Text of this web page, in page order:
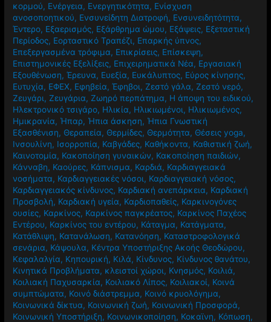
κορμού, Ενέργεια, Ενεργητικότητα, Ενίσχυση
ανοσοποητικού, Ενσυνείδητη Διατροφή, Ενσυνειδητότητα,
Έντερο, Εξαερισμός, Εξάρθρημα ώμου, Εξάψεις, Εξεταστική
Περίοδος, Εορταστικό Τραπέζι, Επαρκής ύπνος,
Επεξεργασμένα τρόφιμα, Επικρίσεις, Επίσκεψη,
Επιστημονικές Εξελίξεις, Επιχειρηματικά Νέα, Εργασιακή
Εξουθένωση,Έρευνα, Ευεξία, Ευκάλυπτος, Εύρος κίνησης,
Ευτυχία, ΕΦΕΧ, Εφηβεία,Έφηβοι,Ζεστό γάλα,Ζεστό νερό,
Ζευγάρι,Ζευγάρια,Ζωηρό περπάτημα, Η άποψη του ειδικού,
Ηλεκτρονικό τσιγάρο, Ηλικία, Ηλικιωμένοι, Ηλικιωμένος,
Ημικρανία, Ήπαρ, Ήπια άσκηση, Ήπια Γνωστική
Εξασθένιση, Θεραπεία, Θερμίδες, Θερμότητα, Θέσεις yoga,
Ινσουλίνη, Ισορροπία, Καβγάδες, Καθήκοντα, Καθιστική ζωή,
Καινοτομία, Κακοποίηση γυναικών, Κακοποίηση παιδιών,
Κάνναβη, Καούρες, Κάπνισμα, Καρδιά, Καρδιαγγειακά
νοσήματα, Καρδιαγγειακές νόσοι, Καρδιαγγειακή νόσος,
Καρδιαγγειακός κίνδυνος, Καρδιακή ανεπάρκεια, Καρδιακή
Προσβολή, Καρδιακή υγεία, Καρδιοπαθείς, Καρκινογόνες
ουσίες, Καρκίνος, Καρκίνος παγκρέατος, Καρκίνος Παχέος
Εντέρου, Καρκίνος του εντέρου, Κάταγμα, Κατάγματα,
Κατάθλιψη, Κατανάλωση, Κατανόηση, Καταστροφολογικά
σενάρια, Κάψουλα, Κέντρα Υποστήριξης Ακοής Θεοδώρου,
Κεφαλαλγία, Κηπουρική, Κιλά, Κίνδυνος, Κίνδυνος θανάτου,
Κινητικά Προβλήματα, κλειστοί χώροι, Κνησμός, Κοιλιά,
Κοιλιακή Παχυσαρκία, Κοιλιακό Λίπος, Κοιλιακοί, Κοινά
συμπτώματα, Κοινό διάστρεμμα, Κοινό κρυολόγημα,
Κοινωνικά δίκτυα, Κοινωνική ζωή, Κοινωνική Προσφορά,
Κοινωνική Υποστήριξη, Κοινωνικοποίηση, Κοκαϊνη, Κόπωση,